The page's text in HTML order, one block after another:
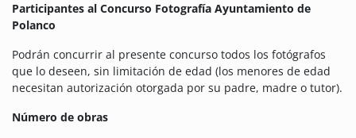
Participantes al Concurso Fotografía Ayuntamiento de
Polanco
Podrán concurrir al presente concurso todos los fotógrafos
que lo deseen, sin limitación de edad (los menores de edad
necesitan autorización otorgada por su padre, madre o tutor).
Número de obras